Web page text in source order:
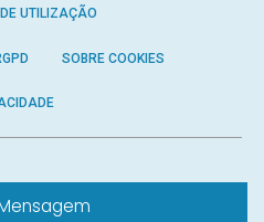
UTILIZAÇÃO
SOBRE COOKIES
os direitos reservados.